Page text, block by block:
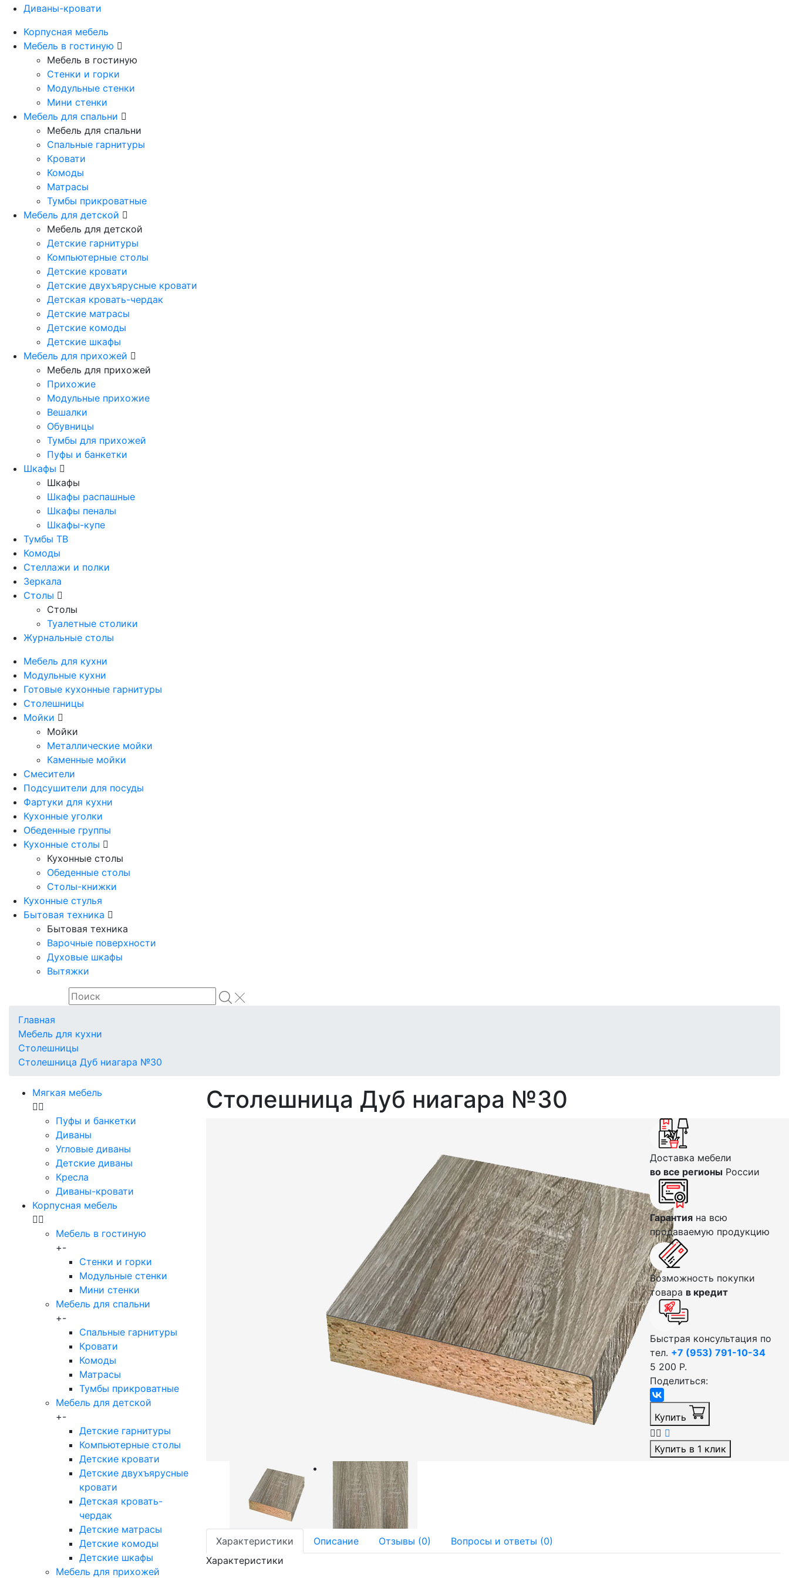
Диваны-кровати
Корпусная мебель
Мебель в гостиную
Мебель в гостиную
Стенки и горки
Модульные стенки
Мини стенки
Мебель для спальни
Мебель для спальни
Спальные гарнитуры
Кровати
Комоды
Матрасы
Тумбы прикроватные
Мебель для детской
Мебель для детской
Детские гарнитуры
Компьютерные столы
Детские кровати
Детские двухъярусные кровати
Детская кровать-чердак
Детские матрасы
Детские комоды
Детские шкафы
Мебель для прихожей
Мебель для прихожей
Прихожие
Модульные прихожие
Вешалки
Обувницы
Тумбы для прихожей
Пуфы и банкетки
Шкафы
Шкафы
Шкафы распашные
Шкафы пеналы
Шкафы-купе
Тумбы ТВ
Комоды
Стеллажи и полки
Зеркала
Столы
Столы
Туалетные столики
Журнальные столы
Мебель для кухни
Модульные кухни
Готовые кухонные гарнитуры
Столешницы
Мойки
Мойки
Металлические мойки
Каменные мойки
Смесители
Подсушители для посуды
Фартуки для кухни
Кухонные уголки
Обеденные группы
Кухонные столы
Кухонные столы
Обеденные столы
Столы-книжки
Кухонные стулья
Бытовая техника
Бытовая техника
Варочные поверхности
Духовые шкафы
Вытяжки
Главная
Мебель для кухни
Столешницы
Столешница Дуб ниагара №30
Мягкая мебель
Пуфы и банкетки
Диваны
Угловые диваны
Детские диваны
Кресла
Диваны-кровати
Корпусная мебель
Мебель в гостиную
+-
Стенки и горки
Модульные стенки
Мини стенки
Мебель для спальни
+-
Спальные гарнитуры
Кровати
Комоды
Матрасы
Тумбы прикроватные
Мебель для детской
+-
Детские гарнитуры
Компьютерные столы
Детские кровати
Детские двухъярусные
кровати
Детская кровать-
чердак
Детские матрасы
Детские комоды
Детские шкафы
Мебель для прихожей
Столешница Дуб ниагара №30
Доставка мебели
во все регионы России
Гарантия на всю
продаваемую продукцию
Возможность покупки
товара в кредит
Быстрая консультация по
тел. +7 (953) 791-10-34
5 200 Р.
Поделиться:
Купить
Купить в 1 клик
Характеристики Описание Отзывы (0)
Вопросы и ответы (0)
Характеристики